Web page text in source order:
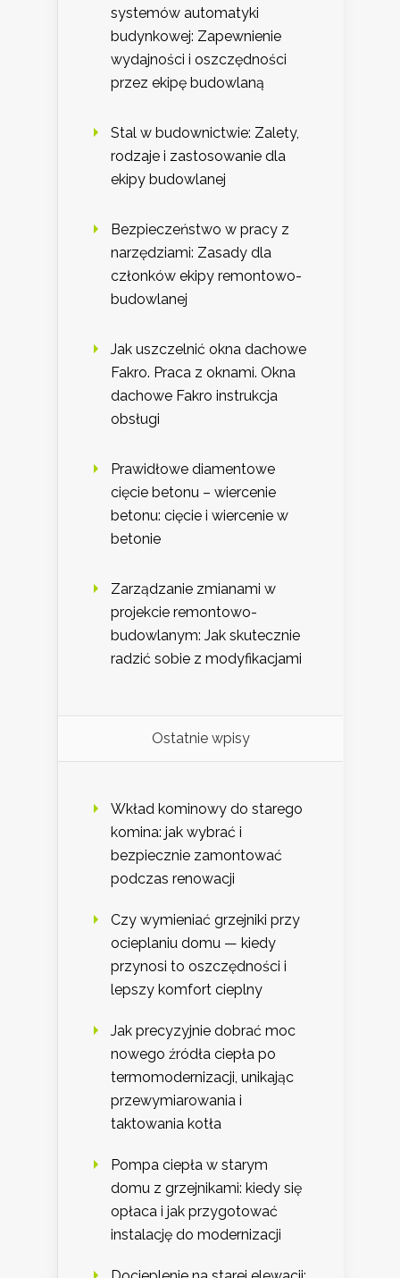
systemów automatyki
budynkowej: Zapewnienie
wydajności i oszczędności
przez ekipę budowlaną
Stal w budownictwie: Zalety,
rodzaje i zastosowanie dla
ekipy budowlanej
Bezpieczeństwo w pracy z
narzędziami: Zasady dla
członków ekipy remontowo-
budowlanej
Jak uszczelnić okna dachowe
Fakro. Praca z oknami. Okna
dachowe Fakro instrukcja
obsługi
Prawidłowe diamentowe
cięcie betonu – wiercenie
betonu: cięcie i wiercenie w
betonie
Zarządzanie zmianami w
projekcie remontowo-
budowlanym: Jak skutecznie
radzić sobie z modyfikacjami
Ostatnie wpisy
Wkład kominowy do starego
komina: jak wybrać i
bezpiecznie zamontować
podczas renowacji
Czy wymieniać grzejniki przy
ocieplaniu domu — kiedy
przynosi to oszczędności i
lepszy komfort cieplny
Jak precyzyjnie dobrać moc
nowego źródła ciepła po
termomodernizacji, unikając
przewymiarowania i
taktowania kotła
Pompa ciepła w starym
domu z grzejnikami: kiedy się
opłaca i jak przygotować
instalację do modernizacji